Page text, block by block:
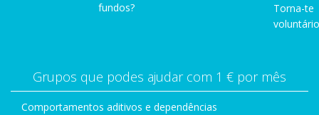
fundos?
Torna-te
Grupos que podes ajudar com 1 € por mês
Comportamentos aditivos e dependências